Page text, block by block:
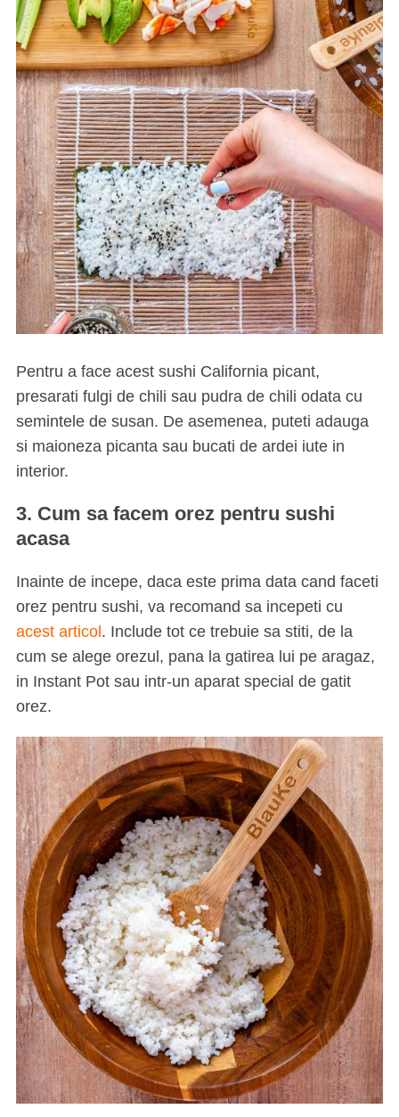
Pentru a face acest sushi California picant,
presarati fulgi de chili sau pudra de chili odata cu
semintele de susan. De asemenea, puteti adauga
si maioneza picanta sau bucati de ardei iute in
interior.
3. Cum sa facem orez pentru sushi
acasa
Inainte de incepe, daca este prima data cand faceti
orez pentru sushi, va recomand sa incepeti cu
acest articol . Include tot ce trebuie sa stiti, de la
cum se alege orezul, pana la gatirea lui pe aragaz,
in Instant Pot sau intr-un aparat special de gatit
orez.